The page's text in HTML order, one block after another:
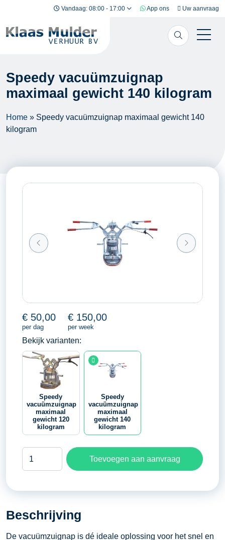
Ga naar inhoud Vandaag: 08:00 - 17:00 App ons Uw aanvraag
Speedy vacuümzuignap
maximaal gewicht 140 kilogram
Home » Speedy vacuümzuignap maximaal gewicht 140
kilogram
€ 50,00
per dag
€ 150,00
per week
Bekijk varianten:
Speedy
vacuümzuignap
maximaal
gewicht 120
kilogram
Speedy
vacuümzuignap
maximaal
gewicht 140
kilogram
vacuümzuignap
gewicht
kilogram
Toevoegen aan aanvraag
Beschrijving
De vacuümzuignap is dé ideale oplossing voor het snel en